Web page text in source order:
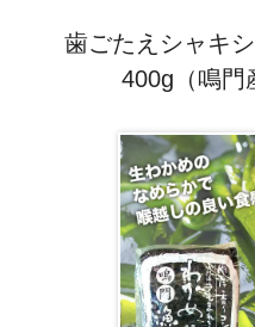
歯ごたえシャキ
400g（鳴門